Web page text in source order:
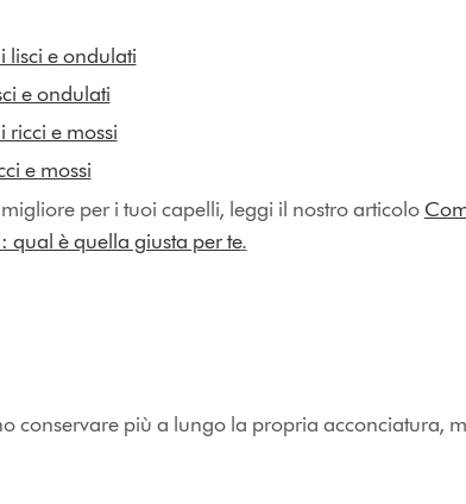
lisci e ondulati
e ondulati
ricci e mossi
e mossi
per i tuoi capelli, leggi il nostro articolo
qual è quella giusta per te.
conservare più a lungo la propria acconciatura,